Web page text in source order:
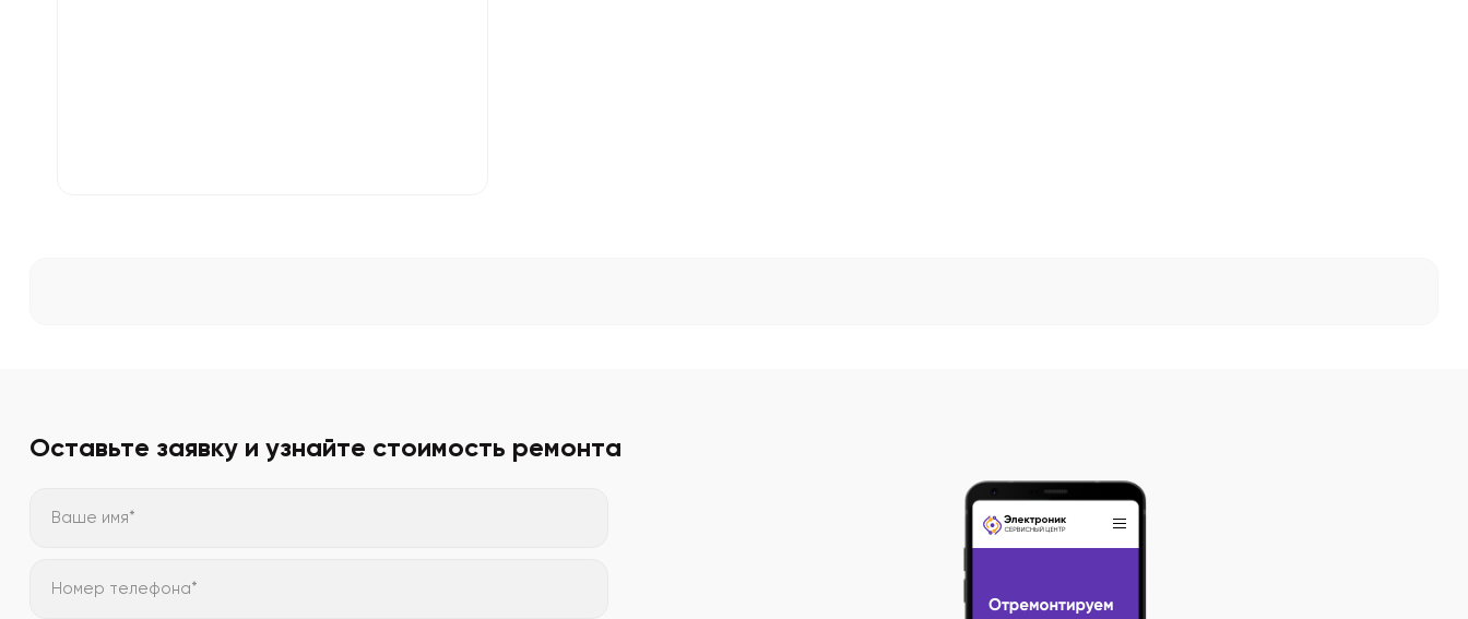
Оставьте заявку и узнайте стоимость ремонта
Ваше имя*
Номер телефона*